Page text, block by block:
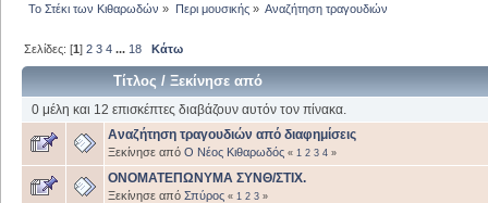
Το Στέκι των Κιθαρωδών » Περι μουσικής» Αναζήτηση τραγουδιών
Σελίδες: [1]2 3 4 ... 18 Κάτω
Τίτλος /Ξεκίνησε από
0 μέλη και 12 επισκέπτες διαβάζουν αυτόν τον πίνακα.
Αναζήτηση τραγουδιών από διαφημίσεις
Ξεκίνησε από Ο Νέος Κιθαρωδός « 1 2 3 4 »
ΟΝΟΜΑΤΕΠΩΝΥΜΑ ΣΥΝΘ/ΣΤΙΧ.
Ξεκίνησε από Σπύρος « 1 2 3 »